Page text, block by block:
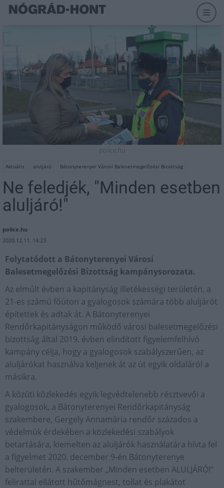
police.hu
Aktuális aluljáró Bátonyterenyei Városi Balesetmegelőzési Bizottság
Ne feledjék, "Minden esetben
aluljáró!"
police.hu
2020.12.11. 14:23
Folytatódott a Bátonyterenyei Városi
Balesetmegelőzési Bizottság kampánysorozata.
Az elmúlt évben a kapitányság illetékességi területén, a
21-es számú főúton a gyalogosok számára több aluljárót
építettek és adtak át. A Bátonyterenyei
Rendőrkapitányságon működő városi balesetmegelőzési
bizottság által 2019. évben elindított figyelemfelhívó
kampány célja, hogy a gyalogosok szabályszerűen, az
aluljárókat használva keljenek át az út egyik oldaláról a
másikra.
A közúti közlekedés egyik legvédtelenebb résztvevői a
gyalogosok, a Bátonyterenyei Rendőrkapitányság
szakembere, Gergely Annamária rendőr százados a
védelmük érdekében a közlekedési szabályok
betartására, kiemelten az aluljárók használatára hívta fel
a figyelmet 2020. december 9-én Bátonyterenye
belterületén. A szakember „Minden esetben ALULJÁRÓ!”
felirattal ellátott hűtőmágnest, tollat és plakátot